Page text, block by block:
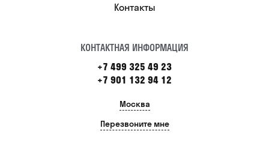
Контакты
КОНТАКТНАЯ ИНФОРМАЦИЯ
+7 499 325 49 23
+7 901 132 94 12
Москва
Перезвоните мне